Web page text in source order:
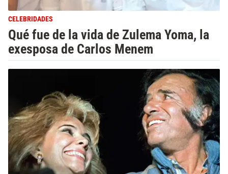
CELEBRIDADES
Qué fue de la vida de Zulema Yoma, la
exesposa de Carlos Menem